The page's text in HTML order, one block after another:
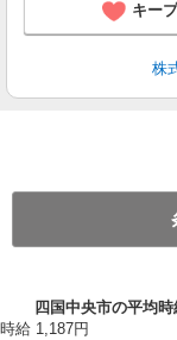
キー
株
四国中央市の平均時
時給 1,187円